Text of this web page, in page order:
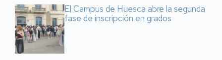
El Campus de Huesca abre la segunda
fase de inscripción en grados